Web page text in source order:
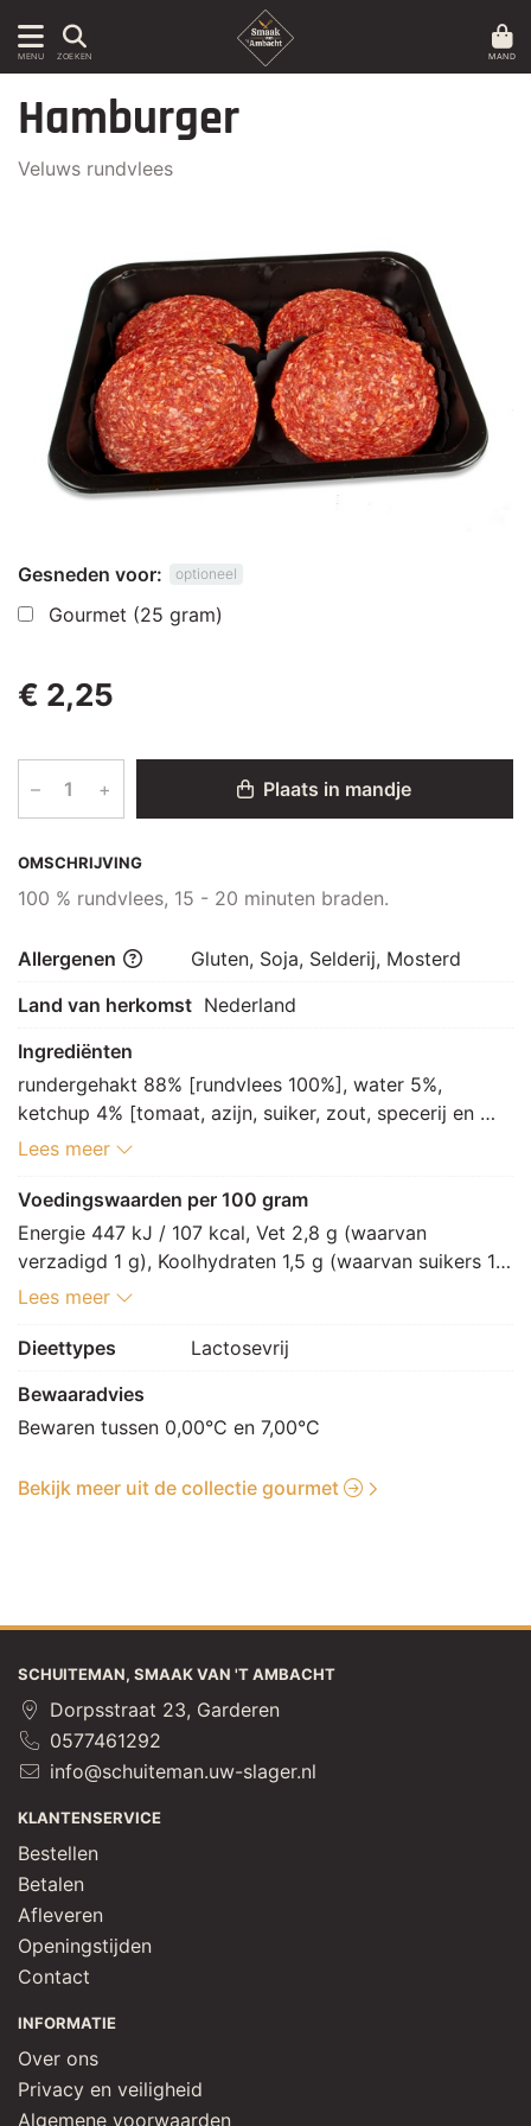
MENU ZOEKEN MAND
OMSCHRIJVING
100 % rundvlees, 15 - 20 minuten braden.
Hamburger
Veluws rundvlees
Gesneden voor: optioneel
Gourmet (25 gram)
€ 2,25
– + Plaats in mandje
Allergenen
Gluten, Soja, Selderij, Mosterd
Land van herkomst Nederland
Ingrediënten
rundergehakt 88% [rundvlees 100%], water 5%,
ketchup 4% [tomaat, azijn, suiker, zout, specerij en
kruidenextract (SELDERIJ), specerij], specerij 3%
foelie, peterselie, cayennepeper, KORIANDER,
gemberpoeder, nootmuskaat, kurkuma, kruidnagel,
knoflookpoeder, tijm], MOSTERDmeel, uigranulaat,
uipoeder, gehydrolyseerd eiwit (SOJA), geroosterd
uigranulaat, gebakken ui, pastinaakgranulaat,
maltodextrine, preigranulaat, paprikaconcentraat, witte
paprikagranulaat, TARWEmeel (GLUTEN), gistextract,
aroma (ui), alcohol, kruidenolie (KORIANDER),
zuurteregelaar: E262
Lees meer
Voedingswaarden per 100 gram
Energie 447 kJ / 107 kcal, Vet 2,8 g (waarvan
verzadigd 1 g), Koolhydraten 1,5 g (waarvan suikers 1
g), Vezels 0,3 g, Eiwitten 18,8 g, Zout 1,4 g.
Lees meer
Dieettypes
Lactosevrij
Bewaaradvies
Bewaren tussen 0,00°C en 7,00°C
Bekijk meer uit de collectie gourmet
SCHUITEMAN, SMAAK VAN 'T AMBACHT
Dorpsstraat 23, Garderen
0577461292
info@schuiteman.uw-slager.nl
KLANTENSERVICE
Bestellen
Betalen
Afleveren
Openingstijden
Contact
INFORMATIE
Over ons
Privacy en veiligheid
Algemene voorwaarden